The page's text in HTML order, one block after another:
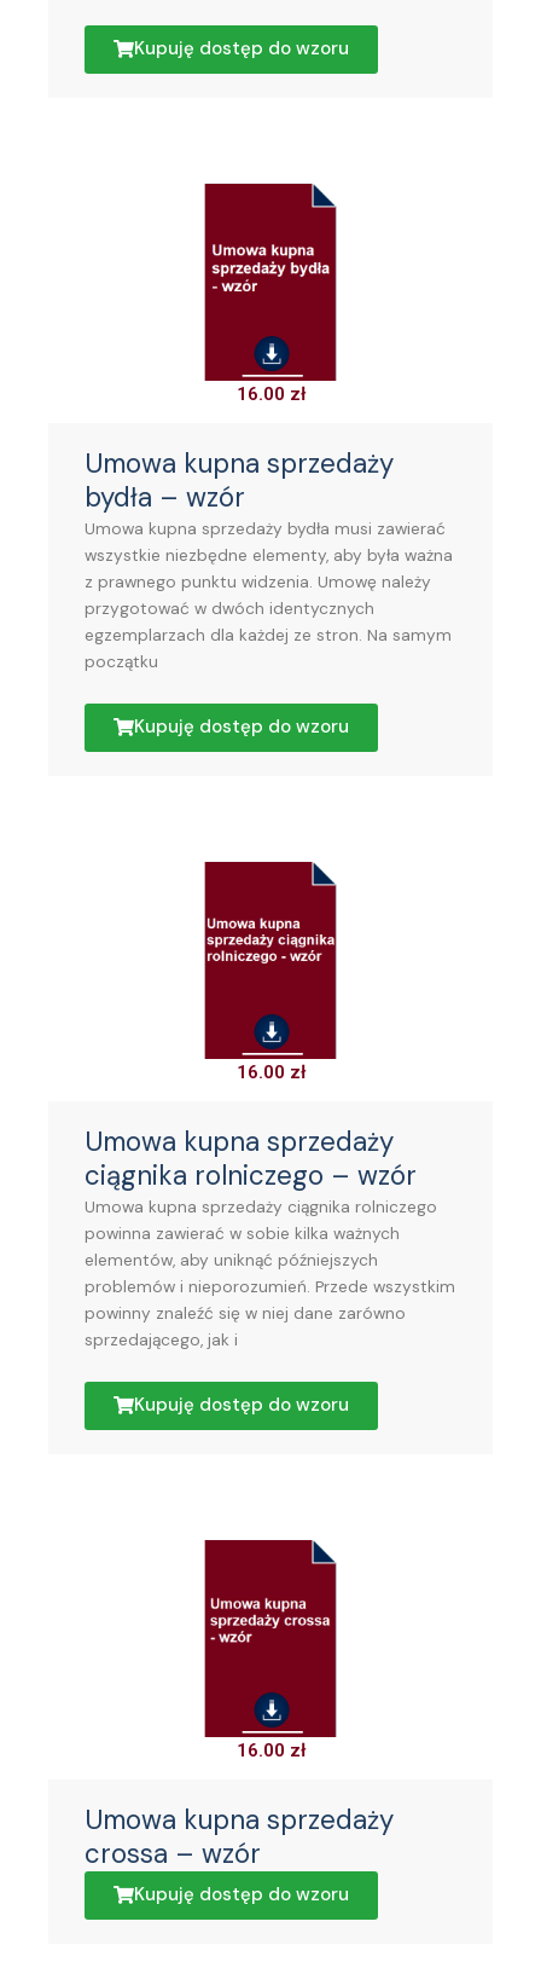
Kupuję dostęp do wzoru
16.00 zł
Umowa kupna sprzedaży
bydła – wzór
Umowa kupna sprzedaży bydła musi zawierać
wszystkie niezbędne elementy, aby była ważna
z prawnego punktu widzenia. Umowę należy
przygotować w dwóch identycznych
egzemplarzach dla każdej ze stron. Na samym
początku
Kupuję dostęp do wzoru
16.00 zł
Umowa kupna sprzedaży
ciągnika rolniczego – wzór
Umowa kupna sprzedaży ciągnika rolniczego
powinna zawierać w sobie kilka ważnych
elementów, aby uniknąć późniejszych
problemów i nieporozumień. Przede wszystkim
powinny znaleźć się w niej dane zarówno
sprzedającego, jak i
Kupuję dostęp do wzoru
16.00 zł
Umowa kupna sprzedaży
crossa – wzór
Kupuję dostęp do wzoru